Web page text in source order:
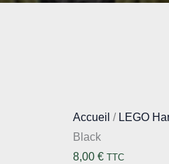
Accueil / LEGO
Black
8,00€ TTC